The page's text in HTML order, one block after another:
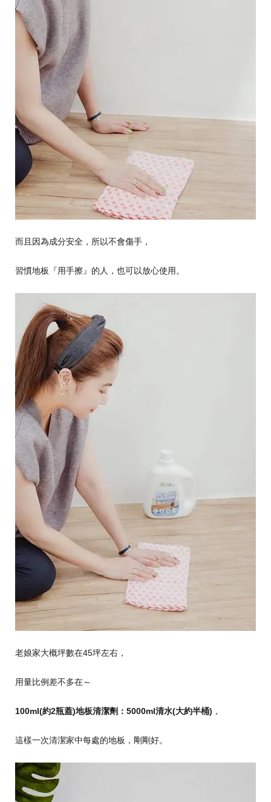
而且因為成分安全，所以不會傷手，
習慣地板『用手擦』的人，也可以放心使用。
老娘家大概坪數在45坪左右，
用量比例差不多在～
100ml(約2瓶蓋)地板清潔劑： 5000ml清水(大約半桶) ，
這樣一次清潔家中每處的地板，剛剛好。